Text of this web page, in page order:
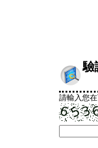
驗
請輸入您